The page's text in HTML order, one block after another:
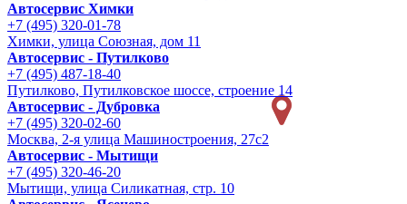
Автосервис Химки
+7 (495) 320-01-78
Химки, улица Союзная, дом 11
Автосервис - Путилково
+7 (495) 487-18-40
Путилково, Путилковское шоссе, строение 14
Автосервис - Дубровка
+7 (495) 320-02-60
Москва, 2-я улица Машиностроения, 27с2
Автосервис - Мытищи
+7 (495) 320-46-20
Мытищи, улица Силикатная, стр. 10